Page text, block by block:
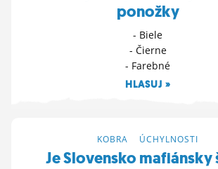
ponožky
- Biele
- Čierne
- Farebné
HLASUJ »
KOBRA ÚCHYLNOSTI
Je Slovensko mafiánsky